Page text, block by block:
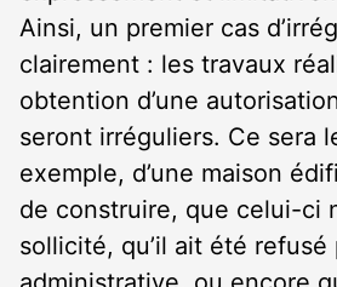
Ainsi, un premier cas
clairement : les travaux
obtention d’une
seront irréguliers. Ce sera
exemple, d’une maison
de construire, que celui-ci
sollicité, qu’il ait été refusé